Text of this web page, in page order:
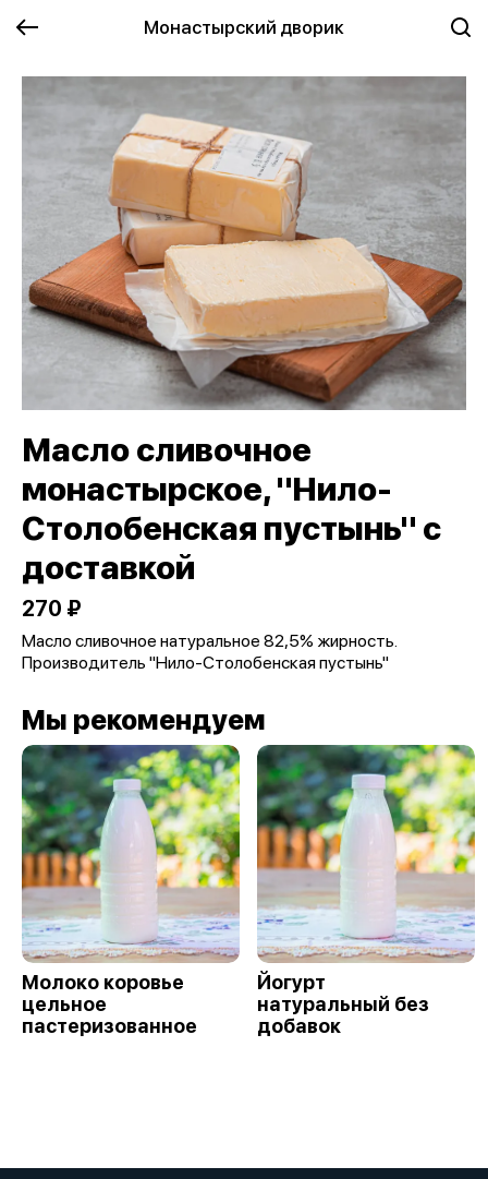
Монастырский дворик
Масло сливочное
монастырское, "Нило-
Столобенская пустынь" с
доставкой
270 ₽
Масло сливочное натуральное 82,5% жирность.
Производитель "Нило-Столобенская пустынь"
Мы рекомендуем
Молоко коровье
цельное
пастеризованное
Йогурт
натуральный без
добавок